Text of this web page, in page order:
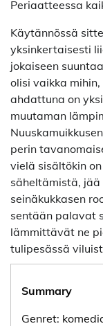
Periaatteessa
Käytännössä
yksinkertaisesti
jokaiseen
olisi vaikka
ahdattuna on
muutaman
perin
vielä sisältökin
säheltämistä,
seinäkukkasen
sentään palavat
lämmittävät ne
tulipesässä
Summary
Genret: